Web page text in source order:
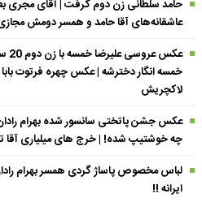
حامد سلطانی زن دوم گرفت | آقای مجری
عاشقانه‌های آقا حامد و همسر دومش مجازی
خمسه انگار دخترشه | عکس چهره فرتوت بابا
لاکچریش
عکس جشن پاتختی سانسور شده بهرام
چه خوشتیپ شده! | خرج های میلیاری آقا
لباس مخصوص پاساژ گردی همسر بهرام
ایرانه !!